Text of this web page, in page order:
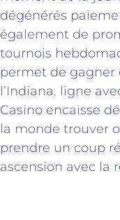
dégénérés
également de
tournois
permet de gagner
l’Indiana. ligne
Casino encaisse
la monde trouver
prendre un coup
ascension avec la